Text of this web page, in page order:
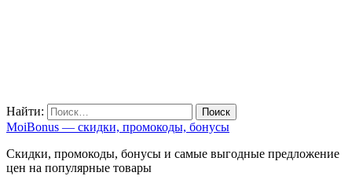
Найти:
MoiBonus — скидки, промокоды, бонусы
Скидки, промокоды, бонусы и самые выгодные предложение
цен на популярные товары